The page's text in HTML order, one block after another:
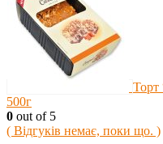
Торт
500г
0 out of 5
( Відгуків немає, поки що. )